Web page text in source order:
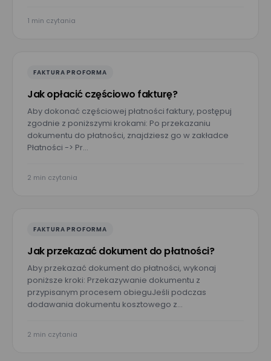
1 min czytania
FAKTURA PROFORMA
Jak opłacić częściowo fakturę?
Aby dokonać częściowej płatności faktury, postępuj
zgodnie z poniższymi krokami: Po przekazaniu
dokumentu do płatności, znajdziesz go w zakładce
Płatności -> Pr…
2 min czytania
FAKTURA PROFORMA
Jak przekazać dokument do płatności?
Aby przekazać dokument do płatności, wykonaj
poniższe kroki: Przekazywanie dokumentu z
przypisanym procesem obieguJeśli podczas
dodawania dokumentu kosztowego z…
2 min czytania
Umów prezentację
Imię*